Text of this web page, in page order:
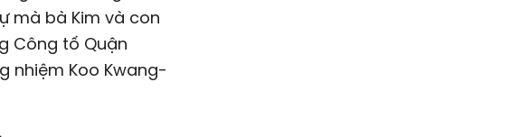
mà bà Kim và con
Công tố Quận
nhiệm Koo Kwang-